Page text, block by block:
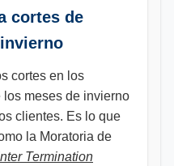
cortes de
cortes en los
meses de invierno
clientes. Es lo que
la Moratoria de
Termination